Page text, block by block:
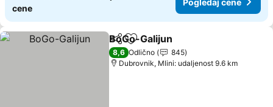
cene
Deli Dodati u favorite
BoGo-Galijun
8,6 Odlično
845
Dubrovnik, Mlini: udaljenost 9.6 km